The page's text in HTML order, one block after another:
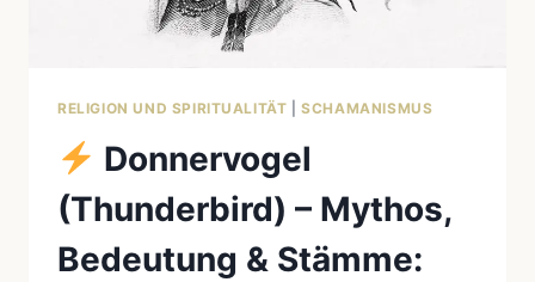
RELIGION UND SPIRITUALITÄT |SCHAMANISMUS
Donnervogel
(Thunderbird) – Mythos,
Bedeutung & Stämme: